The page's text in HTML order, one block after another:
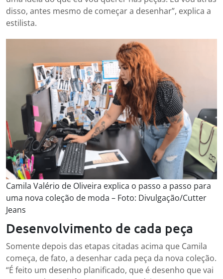
disso, antes mesmo de começar a desenhar”, explica a
estilista.
Camila Valério de Oliveira explica o passo a passo para
uma nova coleção de moda – Foto: Divulgação/Cutter
Jeans
Desenvolvimento de cada peça
Somente depois das etapas citadas acima que Camila
começa, de fato, a desenhar cada peça da nova coleção.
“É feito um desenho planificado, que é desenho que vai